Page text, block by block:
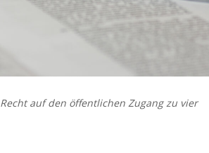
auf den öffentlichen Zugang zu vier